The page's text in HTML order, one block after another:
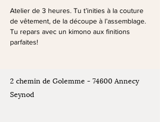
Atelier de 3 heures. Tu t’inities à la couture
de vêtement, de la découpe à l’assemblage.
Tu repars avec un kimono aux finitions
parfaites!
2 chemin de Golemme - 74600 Annecy
Seynod